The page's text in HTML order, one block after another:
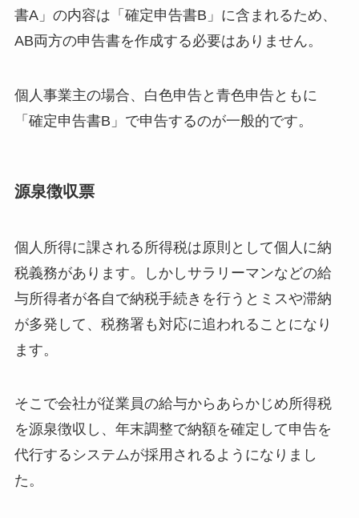
書A」の内容は「確定申告書B」に含まれるため、
AB両方の申告書を作成する必要はありません。
個人事業主の場合、白色申告と青色申告ともに
「確定申告書B」で申告するのが一般的です。
源泉徴収票
個人所得に課される所得税は原則として個人に納
税義務があります。しかしサラリーマンなどの給
与所得者が各自で納税手続きを行うとミスや滞納
が多発して、税務署も対応に追われることになり
ます。
そこで会社が従業員の給与からあらかじめ所得税
を源泉徴収し、年末調整で納額を確定して申告を
代行するシステムが採用されるようになりまし
た。